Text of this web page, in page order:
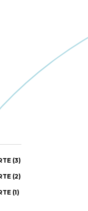
(3)
(2)
(1)